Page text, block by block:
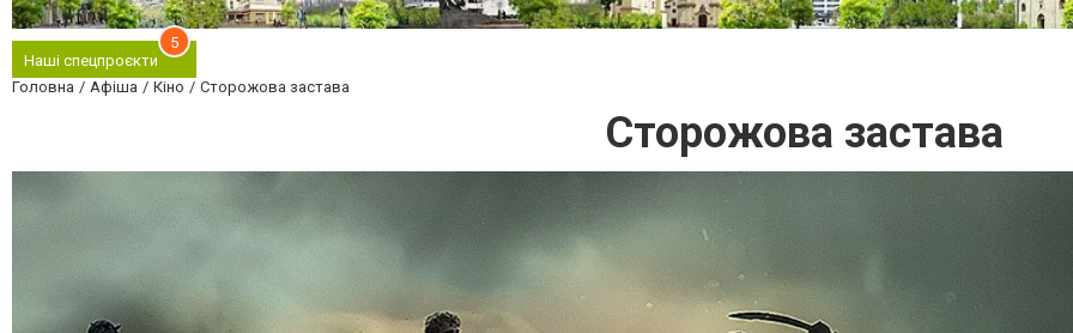
Наші спецпроєкти
5
Головна Афіша Кіно Сторожова застава
Сторожова застава